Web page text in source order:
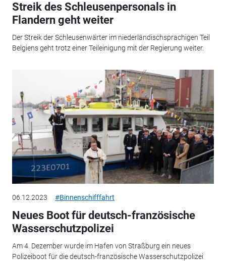
Streik des Schleusenpersonals in
Flandern geht weiter
Der Streik der Schleusenwärter im niederländischsprachigen Teil
Belgiens geht trotz einer Teileinigung mit der Regierung weiter.
06.12.2023 #Binnenschifffahrt
Neues Boot für deutsch-französische
Wasserschutzpolizei
Am 4. Dezember wurde im Hafen von Straßburg ein neues
Polizeiboot für die deutsch-französische Wasserschutzpolizei